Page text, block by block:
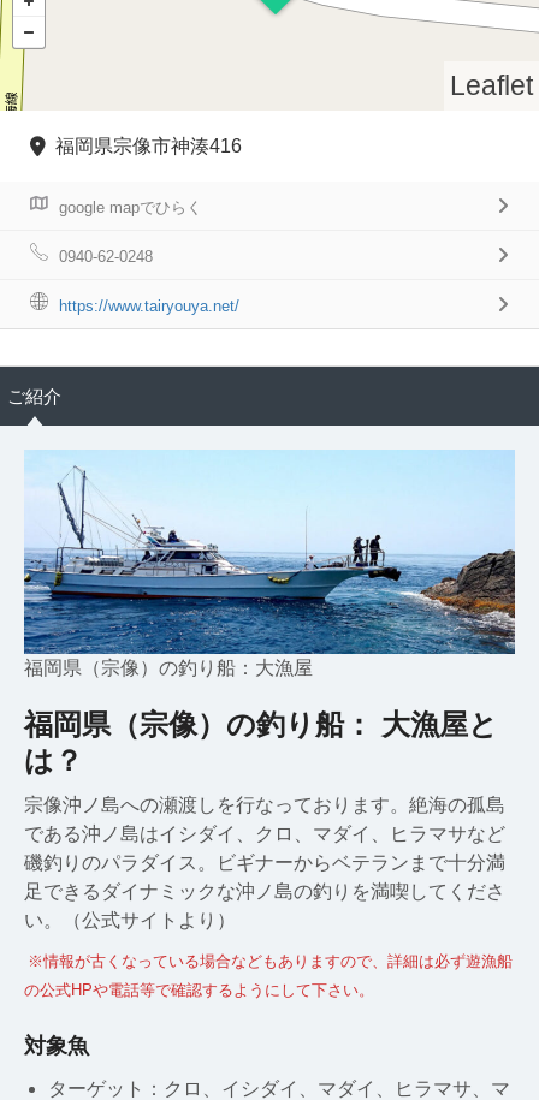
Leaflet
福岡県宗像市神湊416
google mapでひらく
0940-62-0248
https://www.tairyouya.net/
ご紹介
福岡県（宗像）の釣り船：大漁屋
福岡県（宗像）の釣り船： 大漁屋と
は？
宗像沖ノ島への瀬渡しを行なっております。絶海の孤島
である沖ノ島はイシダイ、クロ、マダイ、ヒラマサなど
磯釣りのパラダイス。ビギナーからベテランまで十分満
足できるダイナミックな沖ノ島の釣りを満喫してくださ
い。（公式サイトより）
※情報が古くなっている場合などもありますので、詳細は必ず遊漁船
の公式HPや電話等で確認するようにして下さい。
対象魚
ターゲット：クロ、イシダイ、マダイ、ヒラマサ、マ